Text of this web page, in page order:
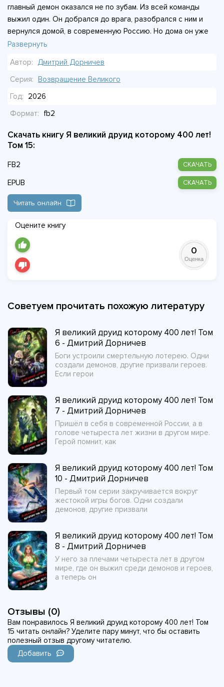
главный демон оказался не по зубам. Из всей команды
выжил один. Он добрался до врага, разобрался с ним и
вернулся домой, в современную Россию. Но дома он уже
не тот, кого отправляли. В памяти - четыреста лет
друид, который помнит всё, а вокруг - обычные люди и
старые проблемы. Боги свою партию закончили, а ему с
этим жить.
Развернуть
Автор: Дмитрий Дорничев
Серия: Возвращение Великого
Год:
2026
Формат:
fb2
Скачать книгу Я великий друид которому 400 лет!
Том 15:
FB2 СКАЧАТЬ
EPUB СКАЧАТЬ
Читать онлайн
Оцените книгу
0
Оценка
Советуем прочитать похожую литературу
Я великий друид которому 400 лет! Том
6 - Дмитрий Дорничев
Боги устроили смертельную лотерею. Одни
создали демонов, другие призвали героев.
Если герои
Я великий друид которому 400 лет! Том
7 - Дмитрий Дорничев
Пришёл в себя в современной России, а в
голове четыреста лет жизни в другом мире.
Герой помнит, как
Я великий друид которому 400 лет! Том
10 - Дмитрий Дорничев
Первый том серии закручивается вокруг
жестокой игры богов. Одни создали
демонов, другие призвали
Я великий друид которому 400 лет! Том
8 - Дмитрий Дорничев
У него за плечами четыреста лет в другом
мире, где он выжил среди демонов и героев,
а теперь он
Отзывы (0)
Вам понравилось Я великий друид которому 400 лет! Том
15 читать онлайн? Уделите пару минут, что бы оставить
полезный отзыв другому читателю.
Добавить